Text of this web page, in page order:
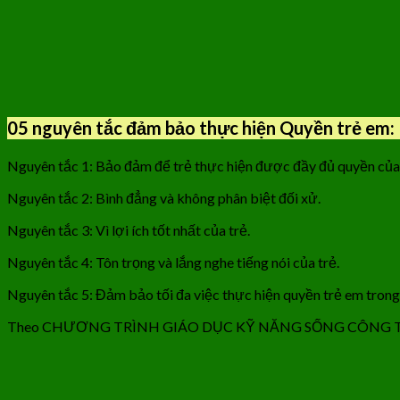
05 nguyên tắc đảm bảo thực hiện Quyền trẻ em:
Nguyên tắc 1: Bảo đảm để trẻ thực hiện được đầy đủ quyền
Nguyên tắc 2: Bình đẳng và không phân biệt đối xử.
Nguyên tắc 3: Vì lợi ích tốt nhất của trẻ.
Nguyên tắc 4: Tôn trọng và lắng nghe tiếng nói của trẻ.
Nguyên tắc 5: Đảm bảo tối đa việc thực hiện quyền trẻ em
Theo CHƯƠNG TRÌNH GIÁO DỤC KỸ NĂNG SỐNG CÔNG